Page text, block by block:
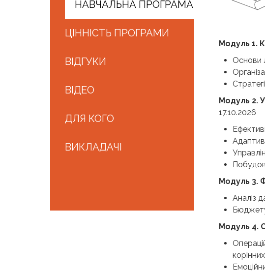
НАВЧАЛЬНА ПРОГРАМА
ЦІННІСТЬ ПРОГРАМИ
ВІДГУКИ
ВІДЕО
ДЛЯ КОГО
ВИКЛАДАЧІ
Модуль 1.
Основи
Модуль 2.
17.10.2026
Модуль 3.
Аналіз
Модуль 4.